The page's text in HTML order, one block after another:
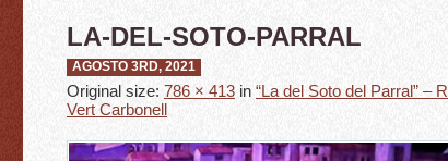
LA-DEL-SOTO-PARRAL
AGOSTO 3RD, 2021
Original size: 786 × 413 in “La del Soto del Parral” –
Vert Carbonell